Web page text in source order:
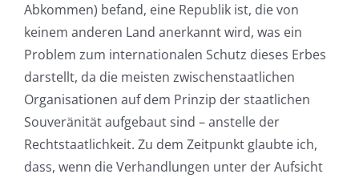
Abkommen) befand, eine Republik ist, die von
keinem anderen Land anerkannt wird, was ein
Problem zum internationalen Schutz dieses Erbes
darstellt, da die meisten zwischenstaatlichen
Organisationen auf dem Prinzip der staatlichen
Souveränität aufgebaut sind – anstelle der
Rechtstaatlichkeit. Zu dem Zeitpunkt glaubte ich,
dass, wenn die Verhandlungen unter der Aufsicht